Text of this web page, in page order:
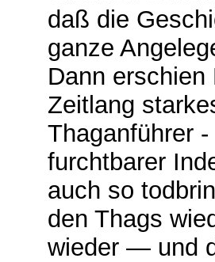
daß die
ganze
Dann erschien
Zeitlang
Thaganführer
furchtbarer
auch so
den Thags
wieder — und